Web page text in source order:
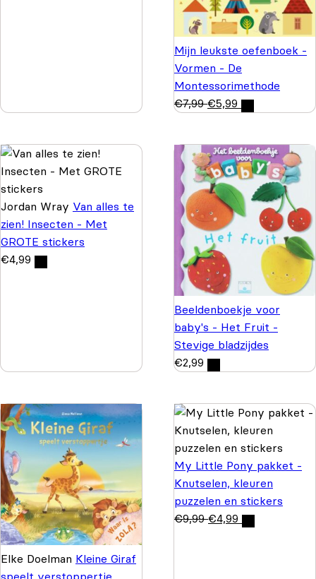
Mijn leukste oefenboek -
Vormen - De
Montessorimethode
€7,99 €5,99
Jordan Wray Van alles te
zien! Insecten - Met
GROTE stickers
€4,99
Beeldenboekje voor
baby's - Het Fruit -
Stevige bladzijdes
€2,99
Elke Doelman Kleine Giraf
My Little Pony pakket -
Knutselen, kleuren
puzzelen en stickers
€9,99 €4,99